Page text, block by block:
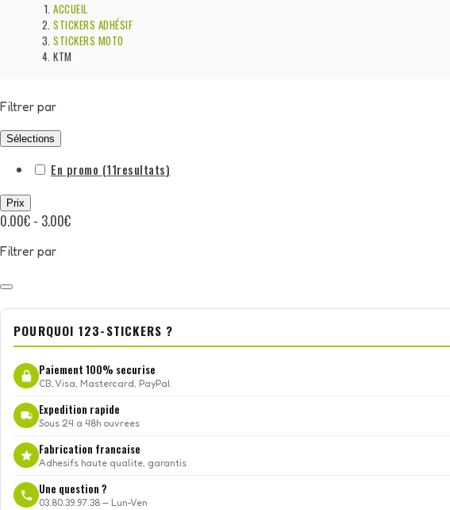
ACCUEIL
STICKERS ADHÉSIF
STICKERS MOTO
KTM
Filtrer par
Sélections
En promo (11resultats)
Prix
0.00€ - 3.00€
Filtrer par
POURQUOI 123-STICKERS ?
Paiement 100% securise
CB, Visa, Mastercard, PayPal
Expedition rapide
Sous 24 a 48h ouvrees
Fabrication francaise
Adhesifs haute qualite, garantis
Une question ?
03.80.39.97.38 — Lun-Ven